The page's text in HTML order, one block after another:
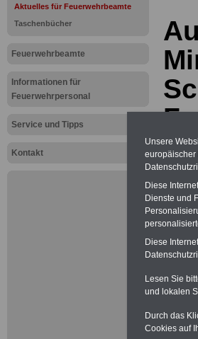
Aktuelles für Feuerwehrbeamte
Taschenbücher
Feuerwehrbeamte
Informationen für
Feuerwehrpersonal
Service und Tipps
Kontakt
Unsere
europäischer
Diese
Dienste und
Diese
Lesen Sie
und lokalen
Durch das
Cookies auf